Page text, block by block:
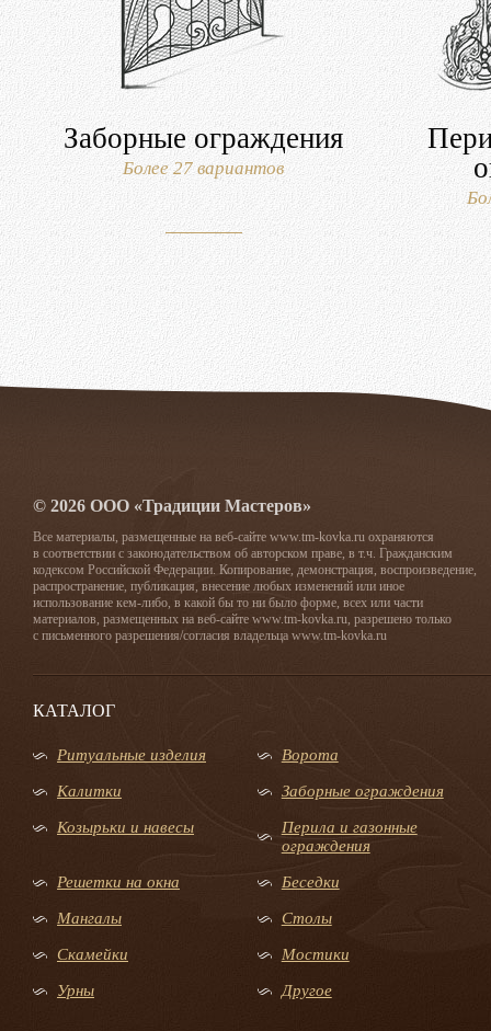
Заборные ограждения
Более 27 вариантов
© 2026 ООО «Традиции Мастеров»
Все материалы, размещенные на веб-сайте www.tm-kovka.ru охраняются
в соответствии с законодательством об авторском праве, в т.ч. Гражданским
кодексом Российской Федерации. Копирование, демонстрация, воспроизведение,
распространение, публикация, внесение любых изменений или иное
использование кем-либо, в какой бы то ни было форме, всех или части
материалов, размещенных на веб-сайте www.tm-kovka.ru, разрешено только
с письменного разрешения/согласия владельца www.tm-kovka.ru
КАТАЛОГ
Ритуальные изделия Ворота
Калитки Заборные ограждения
Козырьки и навесы
Перила и газонные
ограждения
Решетки на окна Беседки
Мангалы Столы
Скамейки Мостики
Урны Другое